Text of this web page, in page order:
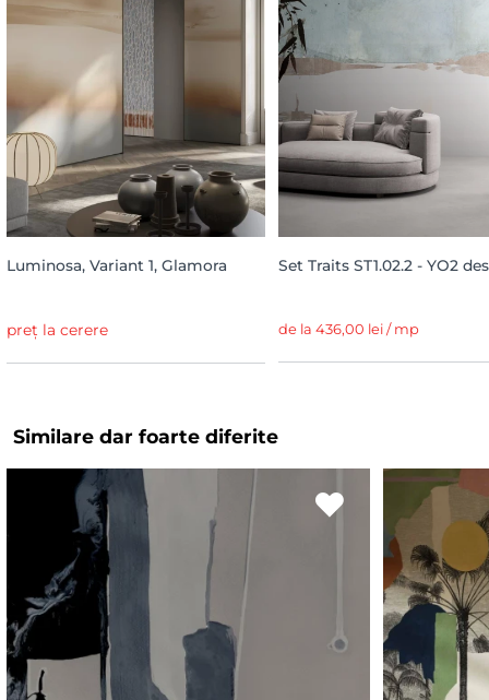
Luminosa, Variant 1, Glamora
preț la cerere
Set Traits ST1.02.2 - YO2
de la 436,00 lei / mp
Similare dar foarte diferite